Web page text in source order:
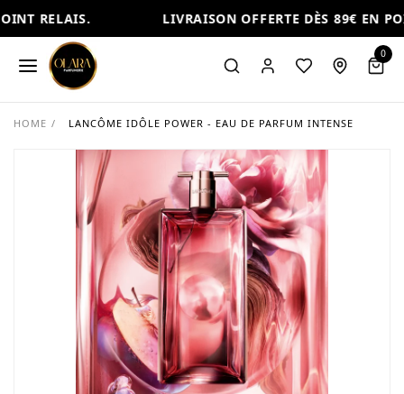
RELAIS. LIVRAISON OFFERTE DÈS 89€ EN
0
HOME / LANCÔME IDÔLE POWER - EAU DE PARFUM INTENSE